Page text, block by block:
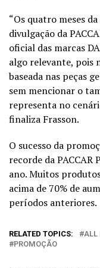
“Os quatro meses
divulgação da
oficial das marcas
algo relevante, pois
baseada nas peças
sem mencionar o
representa no
finaliza Frasson.
O sucesso da
recorde da
ano. Muitos
acima de 70% de
períodos anteriores.
RELATED TOPICS: ALL
PROMOÇÃO